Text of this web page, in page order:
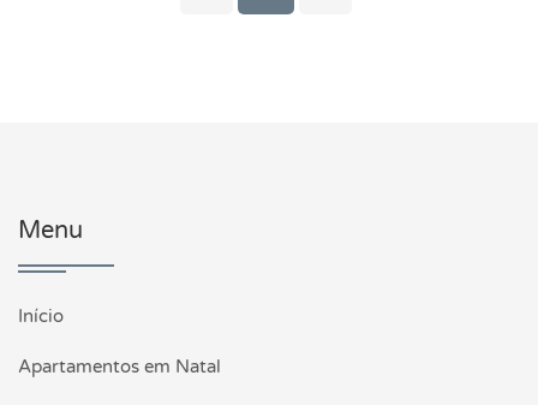
Menu
Início
Apartamentos em Natal